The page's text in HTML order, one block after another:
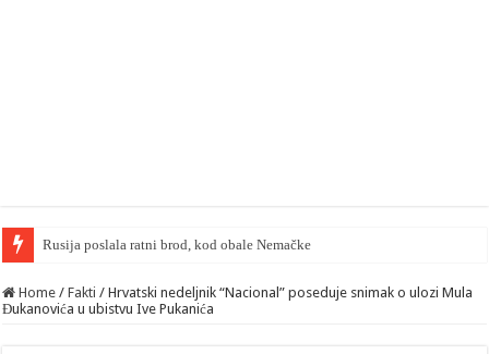
Rusija poslala ratni brod, kod obale Nemačke
Home / Fakti / Hrvatski nedeljnik “Nacional” poseduje snimak o ulozi Mula
Đukanovića u ubistvu Ive Pukanića